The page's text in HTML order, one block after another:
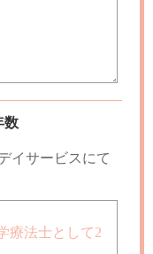
数
イサービスにて